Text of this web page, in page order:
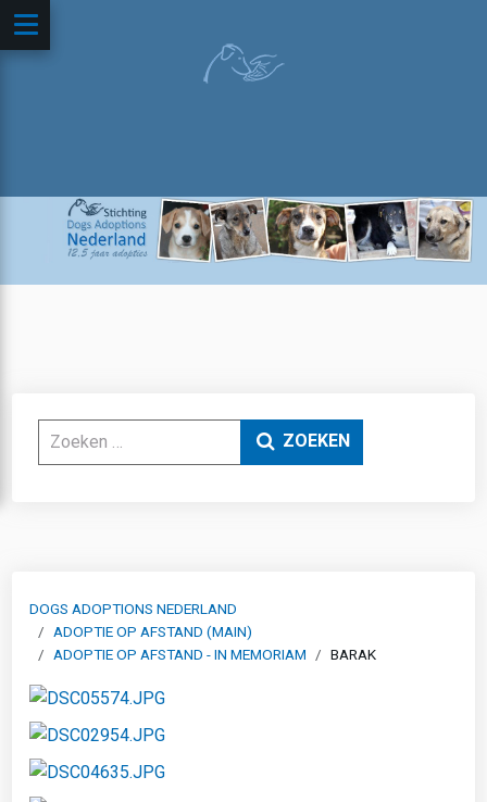
Zoeken ZOEKEN
DOGS ADOPTIONS NEDERLAND
ADOPTIE OP AFSTAND (MAIN)
ADOPTIE OP AFSTAND - IN MEMORIAM
BARAK